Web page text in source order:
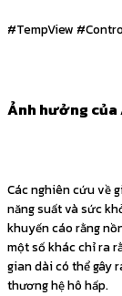
#TempView
Ảnh hưởng
Các nghiên cứu về
năng suất và sức
khuyến cáo rằng
một số khác chỉ ra
gian dài có thể gây
thương hệ hô hấp.